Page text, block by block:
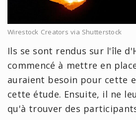
Wirestock Creators via Shutterstock
Ils se sont rendus sur l'île
commencé à mettre en
auraient besoin pour cette
cette étude. Ensuite, il ne
qu'à trouver des